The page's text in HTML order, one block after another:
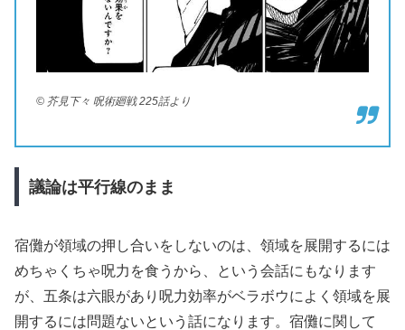
© 芥見下々 呪術廻戦 225話より
議論は平行線のまま
宿儺が領域の押し合いをしないのは、領域を展開するには
めちゃくちゃ呪力を食うから、という会話にもなります
が、五条は六眼があり呪力効率がベラボウによく領域を展
開するには問題ないという話になります。宿儺に関して